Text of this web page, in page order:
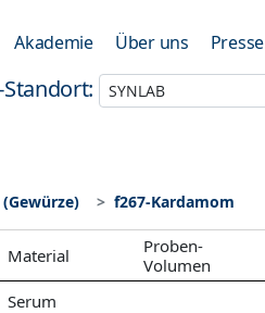
Akademie Über uns Presse
Standort:
f267-Kardamom
Material
Proben-
Volumen
Serum